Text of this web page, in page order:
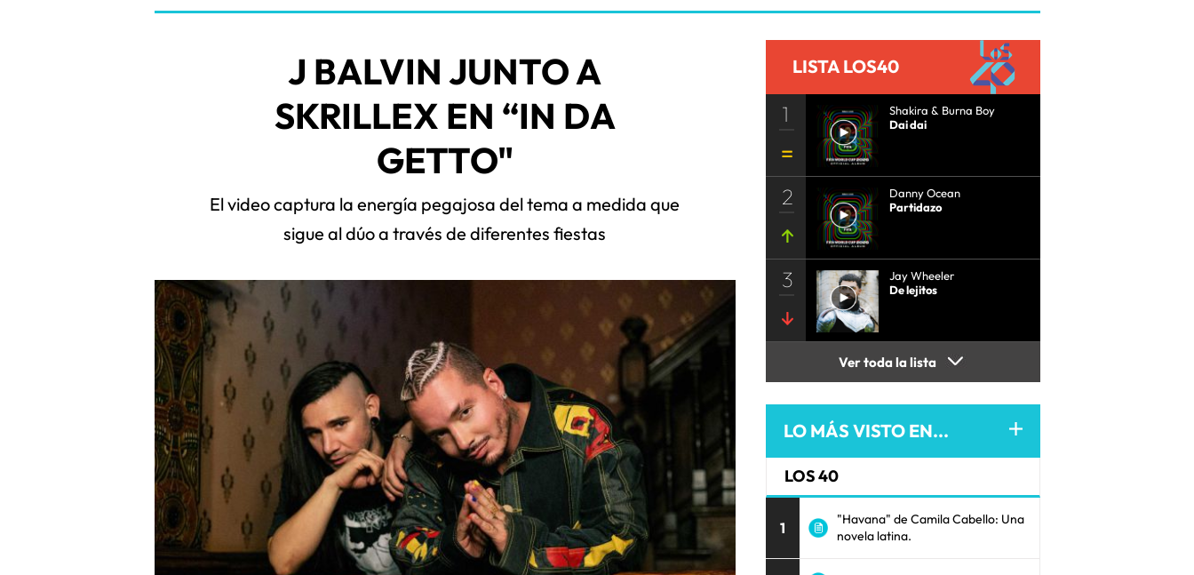
J BALVIN JUNTO A
SKRILLEX EN “IN DA
GETTO"
El video captura la energía pegajosa del tema a medida que
sigue al dúo a través de diferentes fiestas
LISTA LOS40
1
Shakira & Burna Boy
Dai dai
2
Danny Ocean
Partidazo
3
Jay Wheeler
De lejitos
Ver toda la lista
LO MÁS VISTO EN...
LOS 40
1
"Havana" de Camila Cabello: Una
novela latina.